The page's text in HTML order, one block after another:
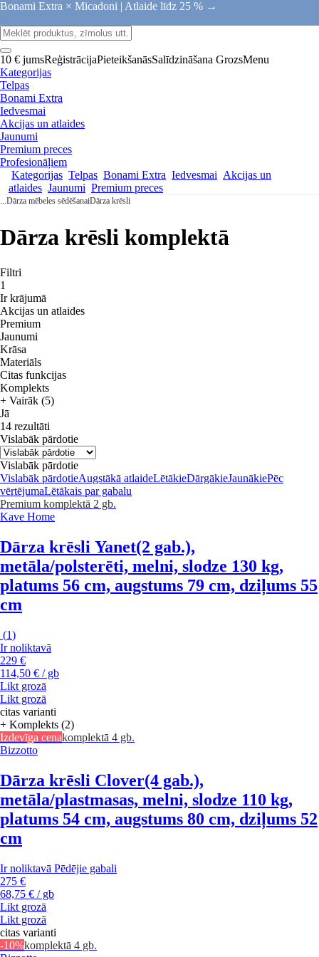
Bonami Extra × Micadoni | Atlaide līdz 25 % →
10 € jumsReģistrācijaPieteikšanāsSalīdzināšana GrozsMenu
Kategorijas
Telpas
Bonami Extra
Iedvesmai
Akcijas un atlaides
Jaunumi
Premium preces
Profesionāļiem
Kategorijas Telpas Bonami Extra Iedvesmai Akcijas un
atlaides Jaunumi Premium preces
...Dārza mēbeles sēdēšanaiDārza krēsli
Dārza krēsli komplektā
Filtri
1
Ir krājumā
Akcijas un atlaides
Premium
Jaunumi
Krāsa
Materiāls
Citas funkcijas
Komplekts
+ Vairāk (5)
Jā
14 rezultāti
Vislabāk pārdotie
Vislabāk pārdotie
Vislabāk pārdotieAugstākā atlaideLētākieDārgākieJaunākiePēc
vērtējumaLētākais par gabalu
Premium komplektā 2 gb.
Kave Home
Dārza krēsli Yanet(2 gab.),
metāla/polsterēti, melni, slodze 130 kg,
platums 56 cm, augstums 79 cm, dziļums 55
cm
(1)
Ir noliktavā
229 €
114,50 € / gb
Likt grozā
Likt grozā
citas varianti
+ Komplekts (2)
Izdevīga cenakomplektā 4 gb.
Bizzotto
Dārza krēsli Clover(4 gab.),
metāla/plastmasas, melni, slodze 110 kg,
platums 54 cm, augstums 80 cm, dziļums 52
cm
Ir noliktavā Pēdējie gabali
275 €
68,75 € / gb
Likt grozā
Likt grozā
citas varianti
-10%komplektā 4 gb.